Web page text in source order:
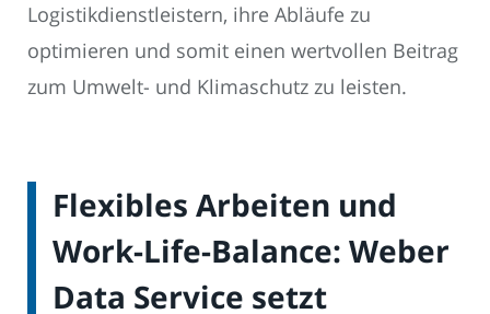
Logistikdienstleistern, ihre Abläufe zu
optimieren und somit einen wertvollen Beitrag
zum Umwelt- und Klimaschutz zu leisten.
Flexibles Arbeiten und
Work-Life-Balance: Weber
Data Service setzt